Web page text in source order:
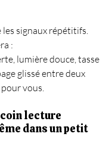
les signaux répétitifs.
:
lumière douce, tasse
glissé entre deux
vous.
coin lecture
dans un petit